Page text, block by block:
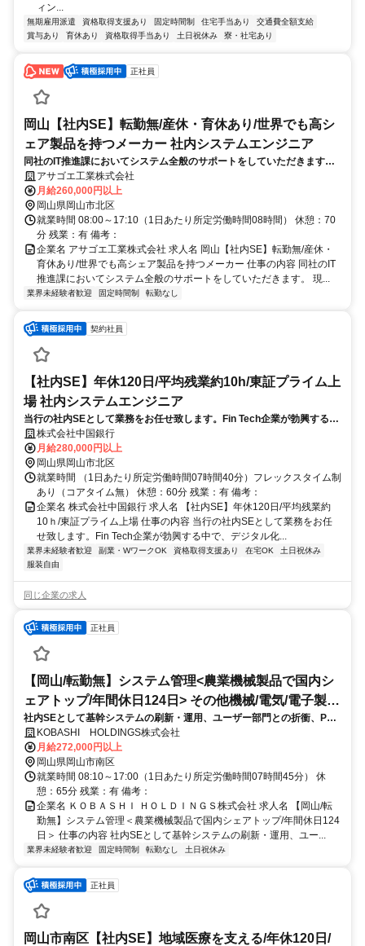
ィン...
無期雇用派遣 資格取得支援あり 固定時間制 住宅手当あり
交通費全額支給
賞与あり
育休あり 資格取得手当あり 土日祝休み 寮・社宅あり
正社員
岡山【社内SE】転勤無/産休・育休あり/世界でも高シ
ェア製品を持つメーカー 社内システムエンジニア
同社のIT推進課においてシステム全般のサポートをしていただきます。
現在2名（50代1名、40代1名）で全社のシステムサポートを行ってお
り、事業拡大に伴う体制強化と後継者育成を目的とした増員募集です。
アサゴエ工業株式会社
月給260,000円以上
岡山県岡山市北区
就業時間 08:00～17:10（1日あたり所定労働時間08時間） 休憩：70
分 残業：有 備考：
企業名 アサゴエ工業株式会社 求人名 岡山【社内SE】転勤無/産休・
育休あり/世界でも高シェア製品を持つメーカー 仕事の内容 同社のIT
推進課においてシステム全般のサポートをしていただきます。 現...
業界未経験者歓迎 固定時間制 転勤なし
契約社員
【社内SE】年休120日/平均残業約10h/東証プライム上
場 社内システムエンジニア
当行の社内SEとして業務をお任せ致します。Fin Tech企業が勃興する中
で、デジタル化の加速をさせる必要があり、組織内での企画・内製開発
に力を入れています。
株式会社中国銀行
月給280,000円以上
岡山県岡山市北区
就業時間 （1日あたり所定労働時間07時間40分）フレックスタイム制
あり（コアタイム無） 休憩：60分 残業：有 備考：
企業名 株式会社中国銀行 求人名 【社内SE】年休120日/平均残業約
10ｈ/東証プライム上場 仕事の内容 当行の社内SEとして業務をお任
せ致します。Fin Tech企業が勃興する中で、デジタル化...
業界未経験者歓迎 副業・WワークOK 資格取得支援あり 在宅OK
土日祝休み
服装自由
同じ企業の求人
正社員
【岡山/転勤無】システム管理<農業機械製品で国内シ
ェアトップ/年間休日124日> その他機械/電気/電子製品
専門職
社内SEとして基幹システムの刷新・運用、ユーザー部門との折衝、PC
管理等のヘルプデスク業務を担当。将来的にはAI活用やデータ分析な
ど、経営判断に寄与するDX推進や企画業務もお任せします
KOBASHI HOLDINGS株式会社
月給272,000円以上
岡山県岡山市南区
就業時間 08:10～17:00（1日あたり所定労働時間07時間45分） 休
憩：65分 残業：有 備考：
企業名 ＫＯＢＡＳＨＩ ＨＯＬＤＩＮＧＳ株式会社 求人名 【岡山/転
勤無】システム管理＜農業機械製品で国内シェアトップ/年間休日124
日＞ 仕事の内容 社内SEとして基幹システムの刷新・運用、ユー...
業界未経験者歓迎 固定時間制 転勤なし 土日祝休み
正社員
岡山市南区【社内SE】地域医療を支える/年休120日/